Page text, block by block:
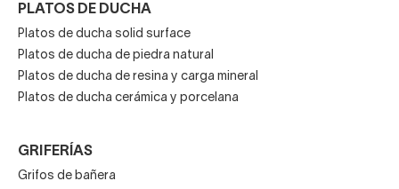
PLATOS DE DUCHA
Platos de ducha solid surface
Platos de ducha de piedra natural
Platos de ducha de resina y carga mineral
Platos de ducha cerámica y porcelana
GRIFERÍAS
Grifos de bañera